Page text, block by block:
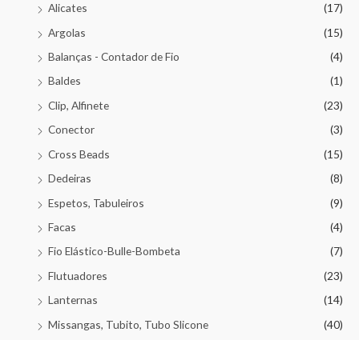
Alicates
(17)
Argolas
(15)
Balanças - Contador de Fio
(4)
Baldes
(1)
Clip, Alfinete
(23)
Conector
(3)
Cross Beads
(15)
Dedeiras
(8)
Espetos, Tabuleiros
(9)
Facas
(4)
Fio Elástico-Bulle-Bombeta
(7)
Flutuadores
(23)
Lanternas
(14)
Missangas, Tubito, Tubo Slicone
(40)